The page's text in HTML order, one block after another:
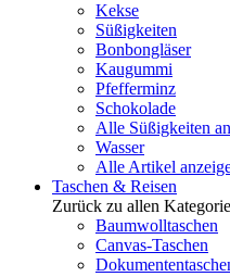
Kekse
Süßigkeiten
Bonbongläser
Kaugummi
Pfefferminz
Schokolade
Alle Süßigkeiten
Wasser
Alle Artikel
Taschen & Reisen
Zurück zu allen
Baumwolltaschen
Canvas-Taschen